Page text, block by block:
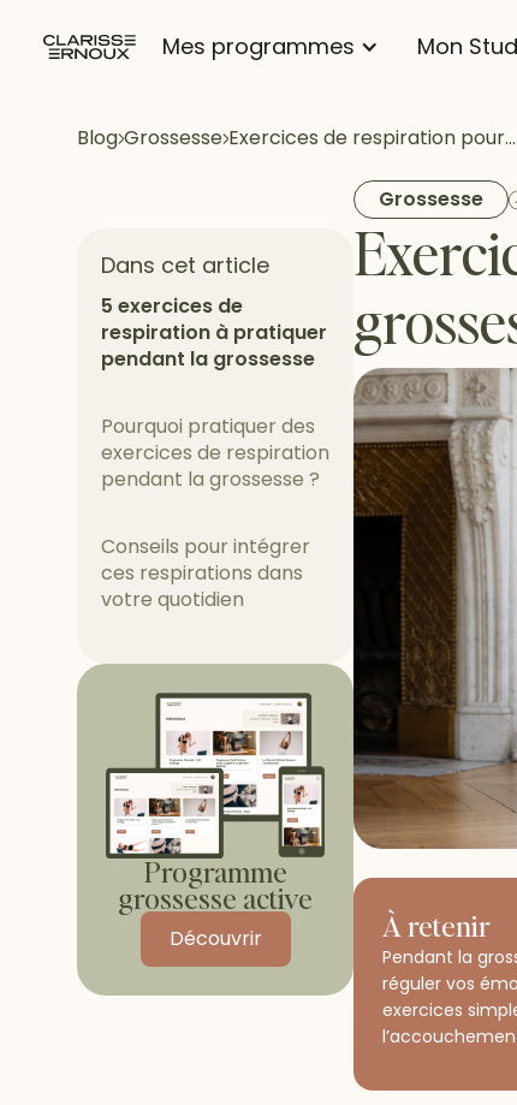
Mes programmes Mon
Blog Grossesse Exercices de respiration pour…
Dans cet article
5 exercices de
respiration à pratiquer
pendant la grossesse
Pourquoi pratiquer des
exercices de respiration
pendant la grossesse ?
Conseils pour intégrer
ces respirations dans
votre quotidien
Programme
grossesse active
Découvrir
Grossesse
À retenir
Pendant la
réguler vos
exercices